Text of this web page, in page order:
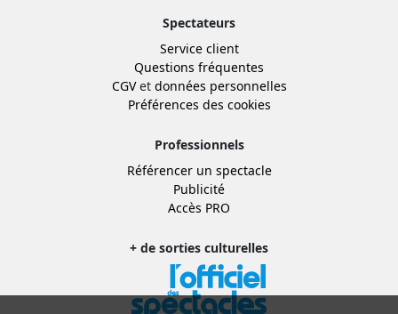
Spectateurs
Service client
Questions fréquentes
CGVet données personnelles
Préférences des cookies
Professionnels
Référencer un spectacle
Publicité
Accès PRO
+ de sorties culturelles